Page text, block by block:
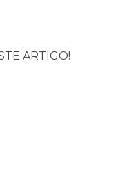
ARTIGO!